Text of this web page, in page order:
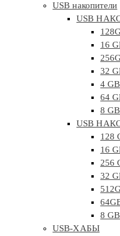
USB накопители
USB
16
32
4 GB
64
8 GB
USB
128
16
256
32
8 GB
USB-ХАБЫ